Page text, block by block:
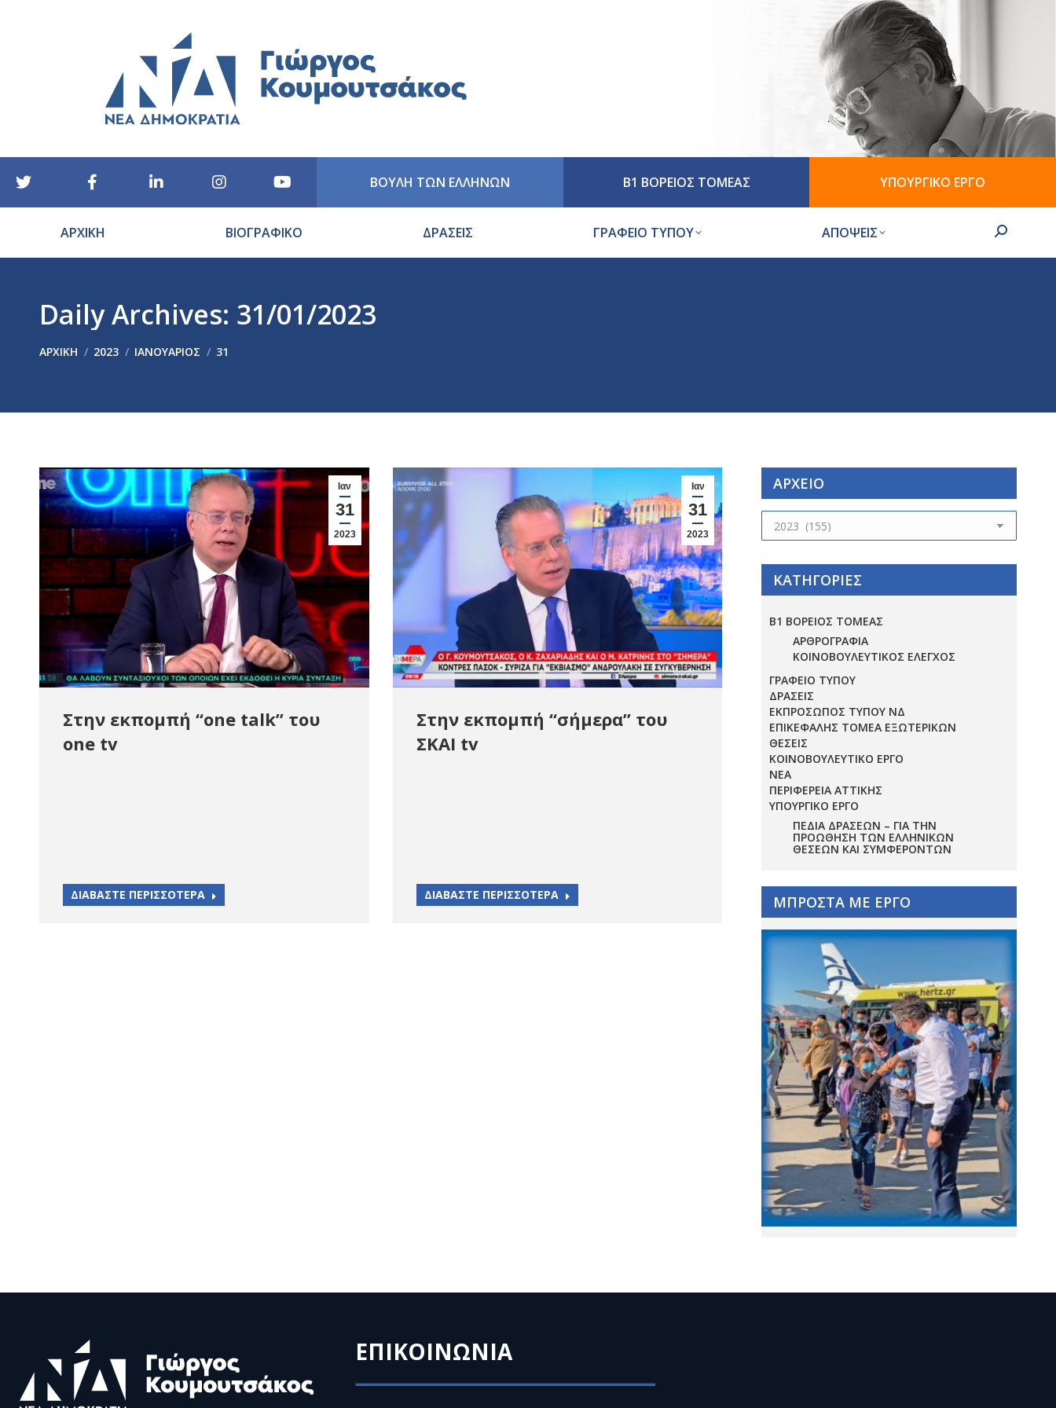
ΒΟΥΛΗ ΤΩΝ ΕΛΛΗΝΩΝ Β1 ΒΟΡΕΙΟΣ ΤΟΜΕΑΣ ΥΠΟΥΡΓΙΚΟ ΕΡΓΟ
ΑΡΧΙΚΗ ΒΙΟΓΡΑΦΙΚΟ ΔΡΑΣΕΙΣ ΓΡΑΦΕΙΟ ΤΥΠΟΥ ΑΠΟΨΕΙΣ Search:
Daily Archives: 31/01/2023
ΑΡΧΙΚΉ 2023 ΙΑΝΟΥΆΡΙΟΣ 31
Ιαν
31
2023
Στην εκπομπή “one talk” του
one tv
ΔΙΑΒΑΣΤΕ ΠΕΡΙΣΣΟΤΕΡΑ
Ιαν
31
2023
Στην εκπομπή “σήμερα” του
ΣΚΑΙ tv
ΔΙΑΒΑΣΤΕ ΠΕΡΙΣΣΟΤΕΡΑ
ΑΡΧΕΙΟ
ΑΡΧΕΙΟ
ΚΑΤΗΓΟΡΙΕΣ
Β1 ΒΟΡΕΙΟΣ ΤΟΜΕΑΣ
ΑΡΘΡΟΓΡΑΦΙΑ
ΚΟΙΝΟΒΟΥΛΕΥΤΙΚΟΣ ΕΛΕΓΧΟΣ
ΓΡΑΦΕΙΟ ΤΥΠΟΥ
ΔΡΑΣΕΙΣ
ΕΚΠΡΟΣΩΠΟΣ ΤΥΠΟΥ ΝΔ
ΕΠΙΚΕΦΑΛΗΣ ΤΟΜΕΑ ΕΞΩΤΕΡΙΚΩΝ
ΘΕΣΕΙΣ
ΚΟΙΝΟΒΟΥΛΕΥΤΙΚΟ ΕΡΓΟ
ΝΕΑ
ΠΕΡΙΦΕΡΕΙΑ ΑΤΤΙΚΗΣ
ΥΠΟΥΡΓΙΚΟ ΕΡΓΟ
ΠΕΔΊΑ ΔΡΆΣΕΩΝ – ΓΙΑ ΤΗΝ
ΠΡΟΏΘΗΣΗ ΤΩΝ ΕΛΛΗΝΙΚΏΝ
ΘΈΣΕΩΝ ΚΑΙ ΣΥΜΦΕΡΌΝΤΩΝ
ΜΠΡΟΣΤΑ ΜΕ ΕΡΓΟ
ΕΠΙΚΟΙΝΩΝΙΑ